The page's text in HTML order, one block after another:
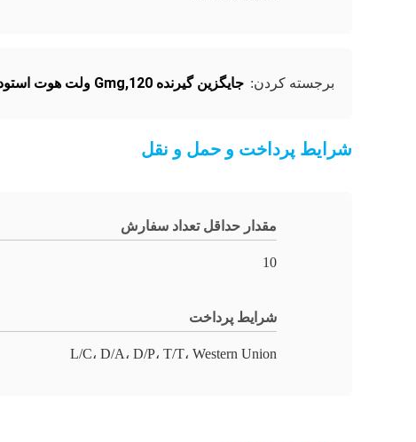
برجسته کردن: جايگزين گيرنده Gmg,120 ولت هوت استود سرامیکی,220 ولت هوت رود 3/8
شرایط پرداخت و حمل و نقل
مقدار حداقل تعداد سفارش
10
شرایط پرداخت
L/C، D/A، D/P، T/T، Western Union